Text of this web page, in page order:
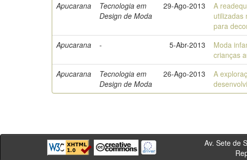
Apucarana
Tecnologia em
Design de Moda
29-Ago-2013
A
utilizadas
para
Apucarana
- 5-Abr-2013
Moda
crianças
Apucarana
Tecnologia em
Design de Moda
26-Ago-2013
A
Av. Sete de